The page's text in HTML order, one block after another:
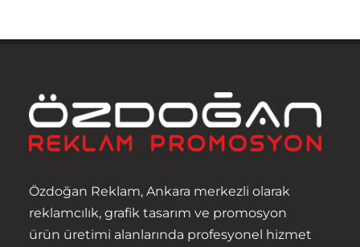
Özdoğan Reklam, Ankara merkezli olarak
reklamcılık, grafik tasarım ve promosyon
ürün üretimi alanlarında profesyonel hizmet
Anasayfa
Hakkımızda
Ürünler